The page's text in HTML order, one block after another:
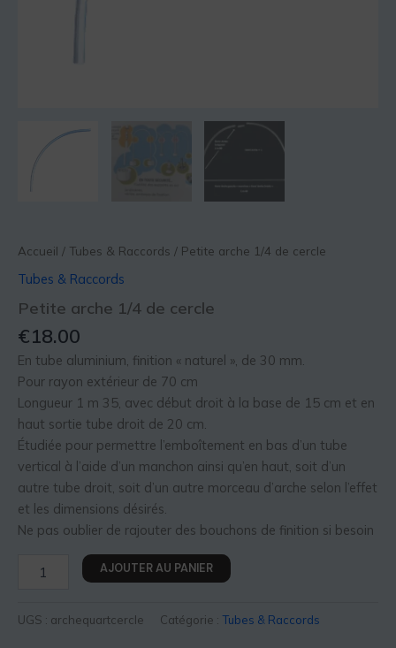
Accueil / Tubes & Raccords / Petite arche 1/4 de cercle
Tubes & Raccords
Petite arche 1/4 de cercle
€18.00
En tube aluminium, finition « naturel », de 30 mm.
Pour rayon extérieur de 70 cm
Longueur 1 m 35, avec début droit à la base de 15 cm et en
haut sortie tube droit de 20 cm.
Étudiée pour permettre l’emboîtement en bas d’un tube
vertical à l’aide d’un manchon ainsi qu’en haut, soit d’un
autre tube droit, soit d’un autre morceau d’arche selon l’effet
et les dimensions désirés.
Ne pas oublier de rajouter des bouchons de finition si besoin
AJOUTER AU PANIER
UGS : archequartcercle Catégorie : Tubes & Raccords